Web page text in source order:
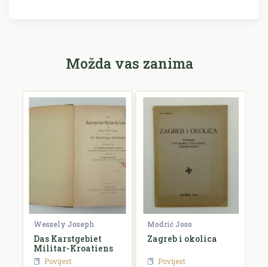
Možda vas zanima
Wessely Joseph
Das Karstgebiet
Militar-Kroatiens
Povijest
Modrić Joso
Zagreb i okolica
Povijest